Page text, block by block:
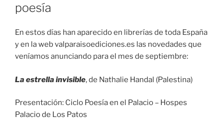
poesía
En estos días han aparecido en librerías de toda España
y en la web valparaisoediciones.es las novedades que
veníamos anunciando para el mes de septiembre:
La estrella invisible, de Nathalie Handal (Palestina)
Presentación: Ciclo Poesía en el Palacio – Hospes
Palacio de Los Patos